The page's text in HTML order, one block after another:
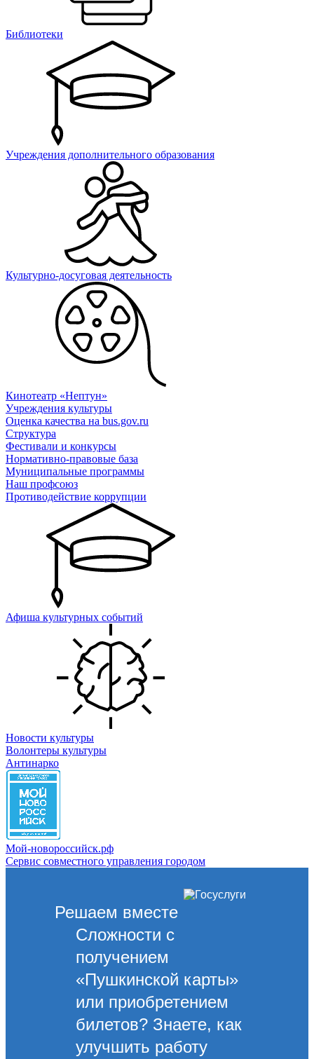
Библиотеки
Учреждения дополнительного образования
Культурно-досуговая деятельность
Кинотеатр «Нептун»
Учреждения культуры
Оценка качества на bus.gov.ru
Структура
Фестивали и конкурсы
Нормативно-правовые база
Муниципальные программы
Наш профсоюз
Противодействие коррупции
Афиша культурных событий
Новости культуры
Волонтеры культуры
Антинарко
Мой-новороссийск.рф
Сервис совместного управления городом
Решаем вместе
Сложности с
получением
«Пушкинской карты»
или приобретением
билетов? Знаете, как
улучшить работу